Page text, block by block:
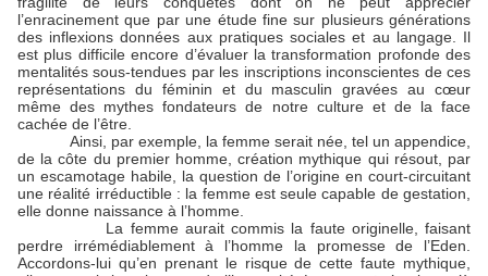
l’enracinement que par une étude fine sur plusieurs générations
des inflexions données aux pratiques sociales et au langage. Il
est plus difficile encore d’évaluer la transformation profonde des
mentalités sous-tendues par les inscriptions inconscientes de ces
représentations du féminin et du masculin gravées au cœur
même des mythes fondateurs de notre culture et de la face
cachée de l’être.
Ainsi, par exemple, la femme serait née, tel un appendice,
de la côte du premier homme, création mythique qui résout, par
un escamotage habile, la question de l’origine en court-circuitant
une réalité irréductible : la femme est seule capable de gestation,
elle donne naissance à l’homme.
La femme aurait commis la faute originelle, faisant
perdre irrémédiablement à l’homme la promesse de l’Eden.
Accordons-lui qu’en prenant le risque de cette faute mythique,